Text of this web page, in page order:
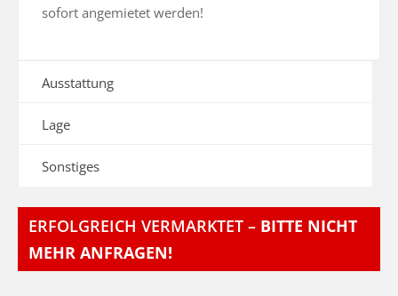
sofort angemietet werden!
Ausstattung
Lage
Sonstiges
ERFOLGREICH VERMARKTET – BITTE NICHT
MEHR ANFRAGEN!